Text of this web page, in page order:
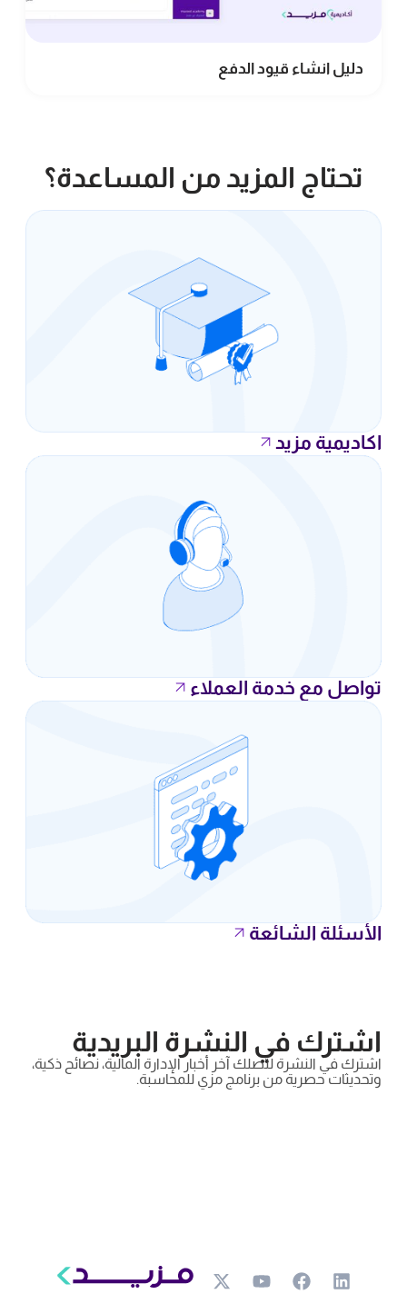
دليل انشاء قيود الدفع
تحتاج المزيد من المساعدة؟
اكاديمية مزيد
تواصل مع خدمة العملاء
الأسئلة الشائعة
اشترك في النشرة البريدية
اشترك في النشرة لتصلك آخر أخبار الإدارة المالية، نصائح ذكية،
وتحديثات حصرية من برنامج مزي للمحاسبة.